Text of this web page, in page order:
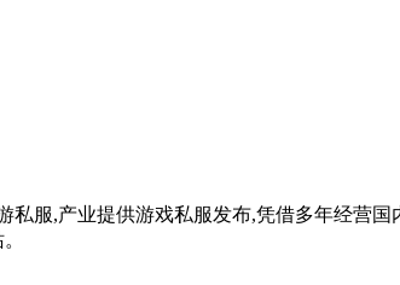
服,产业提供游戏私服发布,凭借多年经营